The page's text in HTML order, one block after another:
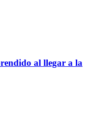
al llegar a la